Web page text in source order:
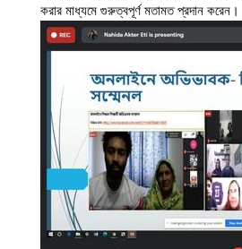
করার মাধ্যমে গুরুত্বপূর্ণ মতামত প্রদান করেন।